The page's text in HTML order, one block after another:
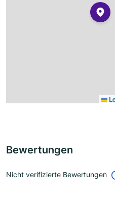
Bewertungen
Nicht verifizierte Bewertungen